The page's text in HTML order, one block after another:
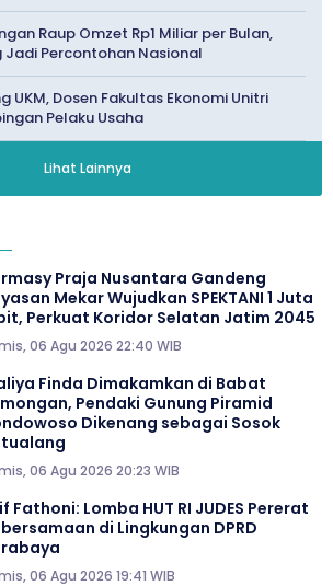
Raup Omzet Rp1 Miliar per Bulan,
Jadi Percontohan Nasional
UKM, Dosen Fakultas Ekonomi Unitri
Pelaku Usaha
Lihat Lainnya
Praja Nusantara Gandeng
Mekar Wujudkan SPEKTANI 1 Juta
Perkuat Koridor Selatan Jatim 2045
06 Agu 2026 22:40 WIB
Finda Dimakamkan di Babat
Pendaki Gunung Piramid
Dikenang sebagai Sosok
06 Agu 2026 20:23 WIB
Fathoni: Lomba HUT RI JUDES Pererat
di Lingkungan DPRD
06 Agu 2026 19:41 WIB